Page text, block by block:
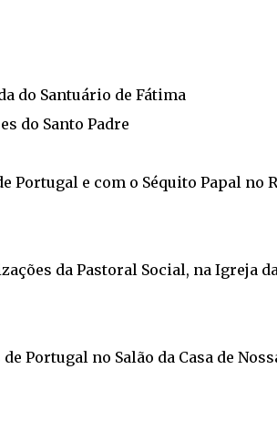
do Santuário de Fátima
do Santo Padre
Portugal e com o Séquito Papal no
da Pastoral Social, na Igreja
Portugal no Salão da Casa de